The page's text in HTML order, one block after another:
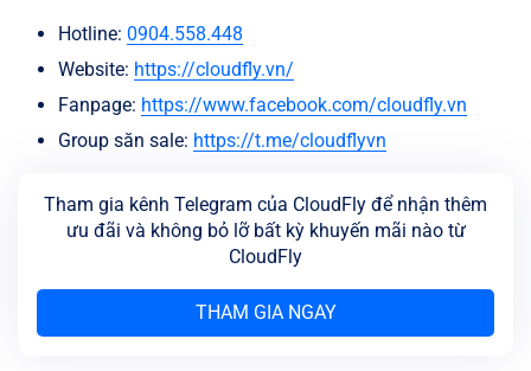
Hotline: 0904.558.448
Website: https://cloudfly.vn/
Fanpage: https://www.facebook.com/cloudfly.vn
Group săn sale: https://t.me/cloudflyvn
Tham gia kênh Telegram của CloudFly để nhận thêm
ưu đãi và không bỏ lỡ bất kỳ khuyến mãi nào từ
CloudFly
THAM GIA NGAY